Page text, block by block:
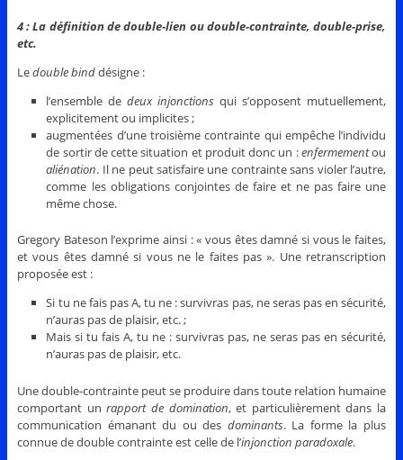
4 : La définition de double-lien ou double-contrainte, double-prise,
etc.
Ledouble binddésigne :
l’ensemble dedeux injonctions qui s’opposent mutuellement,
explicitement ou implicites ;
augmentées d’une troisième contrainte qui empêche l’individu
de sortir de cette situation et produit donc un :enfermementou
aliénation. Il ne peut satisfaire une contrainte sans violer l’autre,
comme les obligations conjointes de faire et ne pas faire une
même chose.
Gregory Bateson l’exprime ainsi : « vous êtes damné si vous le faites,
et vous êtes damné si vous ne le faites pas ». Une retranscription
proposée est :
Si tu ne fais pas A, tu ne : survivras pas, ne seras pas en sécurité,
n’auras pas de plaisir, etc. ;
Mais si tu fais A, tu ne : survivras pas, ne seras pas en sécurité,
n’auras pas de plaisir, etc.
Une double-contrainte peut se produire dans toute relation humaine
comportant unrapport de domination, et particulièrement dans la
communication émanant du ou des dominants. La forme la plus
connue de double contrainte est celle de l’injonction paradoxale.